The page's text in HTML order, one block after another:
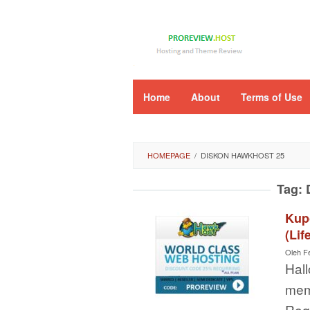
Home About Terms of Use
HOMEPAGE / DISKON HAWKHOST 25
Tag:
Oleh